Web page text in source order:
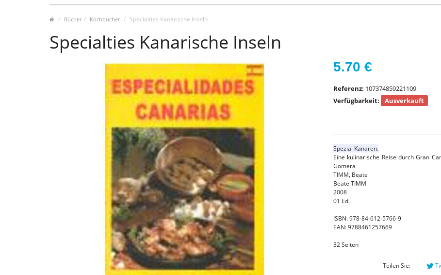
Bücher Kochbücher Specialties Kanarische Inseln
Specialties Kanarische Inseln
5.70 €
Referenz: 107374859221109
Verfügbarkeit:
Ausverkauft
Spezial Kanaren.
Eine kulinarische Reise durch Gran
Gomera
TIMM, Beate
Beate TIMM
2008
01 Ed.
ISBN: 978-84-612-5766-9
EAN: 9788461257669
32 Seiten
Teilen Sie: